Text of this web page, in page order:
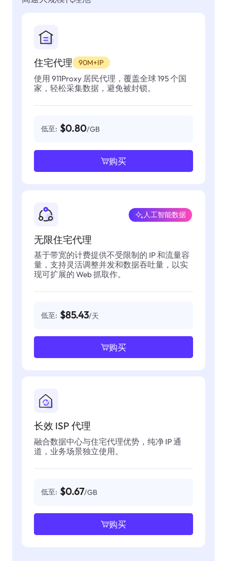
住宅代理 90M+IP
使用 911Proxy 居民代理，覆盖全球 195 个国
家，轻松采集数据，避免被封锁。
低至: $0.80/GB
购买
无限住宅代理
人工智能数据
基于带宽的计费提供不受限制的 IP 和流量容
量，支持灵活调整并发和数据吞吐量，以实
现可扩展的 Web 抓取作。
低至: $85.43/天
购买
长效 ISP 代理
融合数据中心与住宅代理优势，纯净 IP 通
道，业务场景独立使用。
低至: $0.67/GB
购买